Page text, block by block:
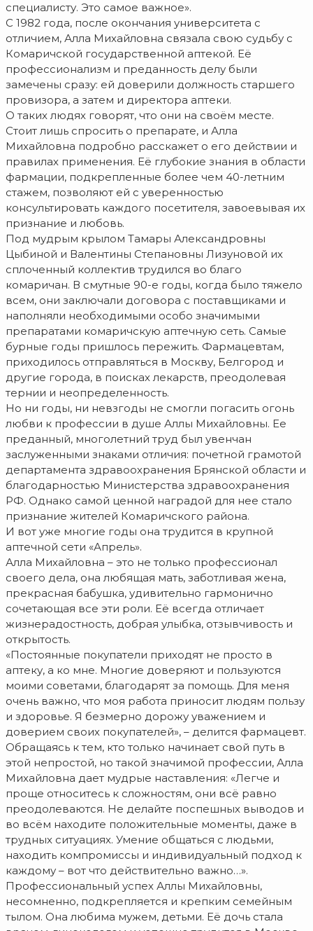
специалисту. Это самое важное».
С 1982 года, после окончания университета с
отличием, Алла Михайловна связала свою судьбу с
Комаричской государственной аптекой. Её
профессионализм и преданность делу были
замечены сразу: ей доверили должность старшего
провизора, а затем и директора аптеки.
О таких людях говорят, что они на своём месте.
Стоит лишь спросить о препарате, и Алла
Михайловна подробно расскажет о его действии и
правилах применения. Её глубокие знания в области
фармации, подкрепленные более чем 40-летним
стажем, позволяют ей с уверенностью
консультировать каждого посетителя, завоевывая их
признание и любовь.
Под мудрым крылом Тамары Александровны
Цыбиной и Валентины Степановны Лизуновой их
сплоченный коллектив трудился во благо
комаричан. В смутные 90-е годы, когда было тяжело
всем, они заключали договора с поставщиками и
наполняли необходимыми особо значимыми
препаратами комаричскую аптечную сеть. Самые
бурные годы пришлось пережить. Фармацевтам,
приходилось отправляться в Москву, Белгород и
другие города, в поисках лекарств, преодолевая
тернии и неопределенность.
Но ни годы, ни невзгоды не смогли погасить огонь
любви к профессии в душе Аллы Михайловны. Ее
преданный, многолетний труд был увенчан
заслуженными знаками отличия: почетной грамотой
департамента здравоохранения Брянской области и
благодарностью Министерства здравоохранения
РФ. Однако самой ценной наградой для нее стало
признание жителей Комаричского района.
И вот уже многие годы она трудится в крупной
аптечной сети «Апрель».
Алла Михайловна – это не только профессионал
своего дела, она любящая мать, заботливая жена,
прекрасная бабушка, удивительно гармонично
сочетающая все эти роли. Её всегда отличает
жизнерадостность, добрая улыбка, отзывчивость и
открытость.
«Постоянные покупатели приходят не просто в
аптеку, а ко мне. Многие доверяют и пользуются
моими советами, благодарят за помощь. Для меня
очень важно, что моя работа приносит людям пользу
и здоровье. Я безмерно дорожу уважением и
доверием своих покупателей», – делится фармацевт.
Обращаясь к тем, кто только начинает свой путь в
этой непростой, но такой значимой профессии, Алла
Михайловна дает мудрые наставления: «Легче и
проще относитесь к сложностям, они всё равно
преодолеваются. Не делайте поспешных выводов и
во всём находите положительные моменты, даже в
трудных ситуациях. Умение общаться с людьми,
находить компромиссы и индивидуальный подход к
каждому – вот что действительно важно…».
Профессиональный успех Аллы Михайловны,
несомненно, подкрепляется и крепким семейным
тылом. Она любима мужем, детьми. Её дочь стала